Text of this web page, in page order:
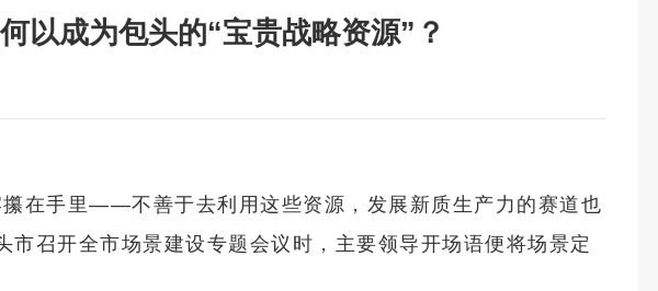
以成为包头的“宝贵战略资源”？
攥在手里——不善于去利用这些资源，发展新质生产力的赛道也
市召开全市场景建设专题会议时，主要领导开场语便将场景定